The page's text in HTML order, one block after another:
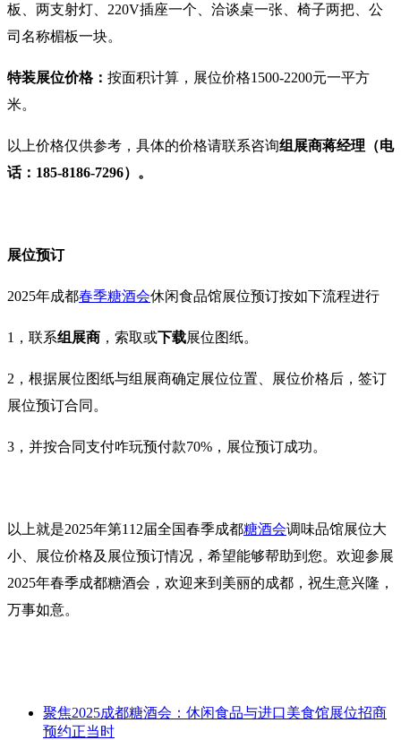
板、两支射灯、220V插座一个、洽谈桌一张、椅子两把、公
司名称楣板一块。
特装展位价格： 按面积计算 ，展位价格1500-2200元一平方
米。
以上价格仅供参考，具体的价格请联系咨询组展商蒋经理 （电
话： 185-8186-7296）。
展位预订
2025年成都春季糖酒会休闲食品馆展位预订按如下流程进行
1，联系组展商 ‍，索取或下载展位图纸。
2，根据展位图纸与组展商确定展位位置、展位价格后，签订
展位预订合同。
3， 并按合同支付咋玩预付款70%，展位预订成功。
以上就是2025年第112届全国春季成都糖酒会调味品馆展位大
小、展位价格及展位预订情况，希望能够帮助到您。欢迎参展
2025年春季成都糖酒会，欢迎来到美丽的成都，祝生意兴隆，
万事如意。
聚焦2025成都糖酒会：休闲食品与进口美食馆展位招商
预约正当时